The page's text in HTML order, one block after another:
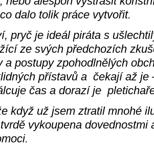
dalo tolik práce vytvořit.
pryč je ideál piráta s
ze svých předchozích
a postupy zpohodlnělých
přístavů a čekají až je
čas a dorazí je
když už jsem ztratil mnohé
vykoupena dovednostmi